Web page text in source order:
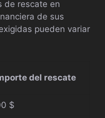
de rescate en
de sus
pueden variar
del rescate
$